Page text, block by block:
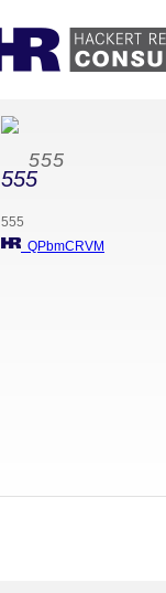
555
555
555
QPbmCRVM